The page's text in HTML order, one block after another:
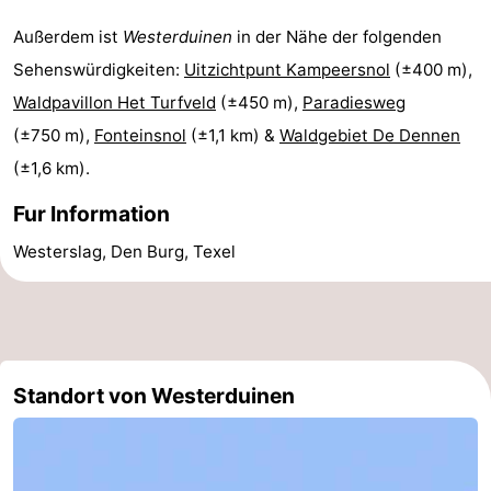
Minigolfplätze
Natur
Sport
-
Radfahren
-
Surfen
-
Außerdem ist Westerduinen in der Nähe der folgenden
Sehenswürdigkeiten: Uitzichtpunt Kampeersnol (±400 m),
Waldpavillon Het Turfveld (±450 m), Paradiesweg
(±750 m), Fonteinsnol (±1,1 km) & Waldgebiet De Dennen
(±1,6 km).
Fur Information
Westerslag, Den Burg, Texel
Standort von Westerduinen